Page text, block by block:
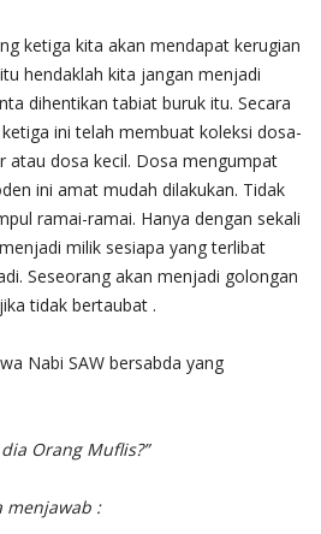
ketiga kita akan mendapat kerugian
hendaklah kita jangan menjadi
dihentikan tabiat buruk itu. Secara
ini telah membuat koleksi dosa-
atau dosa kecil. Dosa mengumpat
ini amat mudah dilakukan. Tidak
ramai-ramai. Hanya dengan sekali
milik sesiapa yang terlibat
Seseorang akan menjadi golongan
tidak bertaubat .
Nabi SAW bersabda yang
Orang Muflis?”
menjawab :